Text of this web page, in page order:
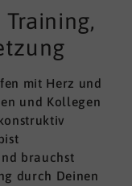
Training,
mit Herz und
und Kollegen
brauchst
durch Deinen